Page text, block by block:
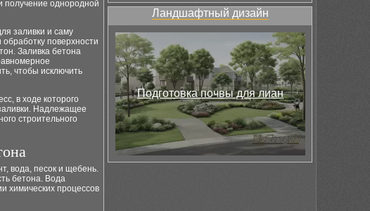
получение однородной
заливки и саму
поверхности
Заливка бетона
чтобы исключить
в ходе которого
Надлежащее
строительного
вода, песок и щебень.
бетона. Вода
химических процессов
Ландшафтный дизайн
Подготовка почвы для лиан